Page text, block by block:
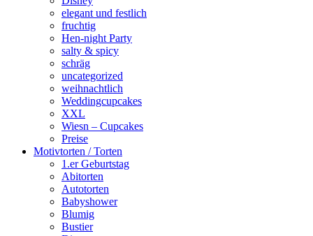
elegant und festlich
fruchtig
Hen-night Party
salty & spicy
schräg
uncategorized
weihnachtlich
Weddingcupcakes
XXL
Wiesn – Cupcakes
Preise
Motivtorten / Torten
1.er Geburtstag
Abitorten
Autotorten
Babyshower
Blumig
Bustier